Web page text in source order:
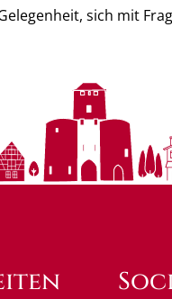
sich mit